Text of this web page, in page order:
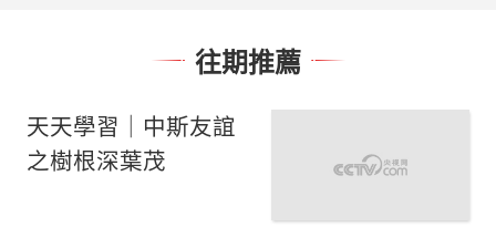
往期推薦
天天學習｜中斯友誼
之樹根深葉茂